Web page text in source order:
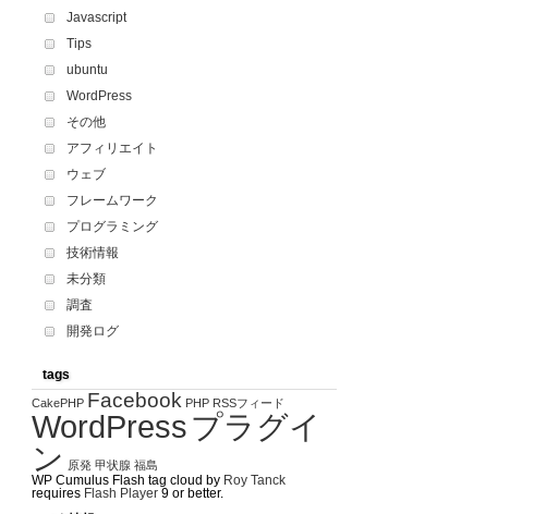
Javascript
Tips
ubuntu
WordPress
その他
アフィリエイト
ウェブ
フレームワーク
プログラミング
技術情報
未分類
調査
開発ログ
tags
CakePHP Facebook PHP RSSフィード
WordPressプラグイ
ン 原発 甲状腺 福島
WP Cumulus Flash tag cloud by Roy Tanck
requires Flash Player 9 or better.